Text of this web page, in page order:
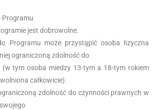
Programu
jest dobrowolne.
Programu może przystąpić osoba ﬁzyczna
ograniczoną zdolność do
tym osoba miedzy 13-tym a 18-tym rokiem
całkowicie).
zdolność do czynności prawnych w